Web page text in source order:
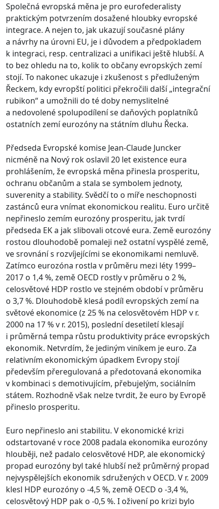
Společná evropská měna je pro eurofederalisty
praktickým potvrzením dosažené hloubky evropské
integrace. A nejen to, jak ukazují současné plány
a návrhy na úrovni EU, je i důvodem a předpokladem
k integraci, resp. centralizaci a unifikaci ještě hlubší. A
to bez ohledu na to, kolik to občany evropských zemí
stojí. To nakonec ukazuje i zkušenost s předluženým
Řeckem, kdy evropští politici překročili další „integrační
rubikon“ a umožnili do té doby nemyslitelné
a nedovolené spolupodílení se daňových poplatníků
ostatních zemí eurozóny na státním dluhu Řecka.
Předseda Evropské komise Jean-Claude Juncker
nicméně na Nový rok oslavil 20 let existence eura
prohlášením, že evropská měna přinesla prosperitu,
ochranu občanům a stala se symbolem jednoty,
suverenity a stability. Svědčí to o míře neschopnosti
zastánců eura vnímat ekonomickou realitu. Euro určitě
nepřineslo zemím eurozóny prosperitu, jak tvrdí
předseda EK a jak slibovali otcové eura. Země eurozóny
rostou dlouhodobě pomaleji než ostatní vyspělé země,
ve srovnání s rozvíjejícími se ekonomikami nemluvě.
Zatímco eurozóna rostla v průměru mezi léty 1999–
2017 o 1,4 %, země OECD rostly v průměru o 2 %,
celosvětové HDP rostlo ve stejném období v průměru
o 3,7 %. Dlouhodobě klesá podíl evropských zemí na
světové ekonomice (z 25 % na celosvětovém HDP v r.
2000 na 17 % v r. 2015), poslední desetiletí klesají
i průměrná tempa růstu produktivity práce evropských
ekonomik. Netvrdím, že jediným viníkem je euro. Za
relativním ekonomickým úpadkem Evropy stojí
především přeregulovaná a předotovaná ekonomika
v kombinaci s demotivujícím, přebujelým, sociálním
státem. Rozhodně však nelze tvrdit, že euro by Evropě
přineslo prosperitu.
Euro nepřineslo ani stabilitu. V ekonomické krizi
odstartované v roce 2008 padala ekonomika eurozóny
hlouběji, než padalo celosvětové HDP, ale ekonomický
propad eurozóny byl také hlubší než průměrný propad
nejvyspělejších ekonomik sdružených v OECD. V r. 2009
klesl HDP eurozóny o -4,5 %, země OECD o -3,4 %,
celosvětový HDP pak o -0,5 %. I oživení po krizi bylo